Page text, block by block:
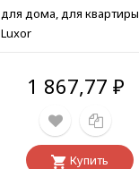
для дома, для квартиры
Luxor
1 867,77 ₽
Купить